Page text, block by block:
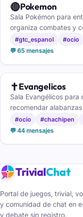
🔴Pokemon
Sala Pokémon para
organiza combates y
todas las generaciones.
#gtc_espanol #ocio
💬 65 mensajes
✝️Evangelicos
Sala Evangélicos
recomendar
caminan contigo.
#ocio #chachipen
💬 44 mensajes
TrivialChat
Portal de juegos, trivial,
y comunidad de chat en
y debate sin registro.